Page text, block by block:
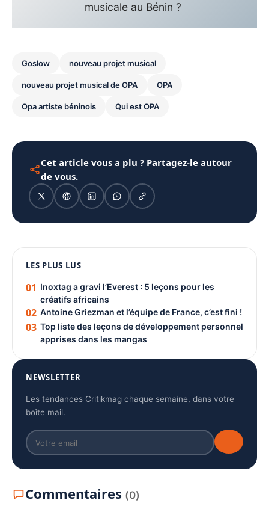
musicale au Bénin ?
Goslow nouveau projet musical
nouveau projet musical de OPA OPA
Opa artiste béninois Qui est OPA
Cet article vous a plu ? Partagez-le autour
de vous.
PUBLICITÉ
LES PLUS LUS
01 Inoxtag a gravi l’Everest : 5 leçons pour les
créatifs africains
02 Antoine Griezman et l’équipe de France, c’est fini !
03 Top liste des leçons de développement personnel
apprises dans les mangas
NEWSLETTER
Les tendances Critikmag chaque semaine, dans votre
boîte mail.
Commentaires (0)